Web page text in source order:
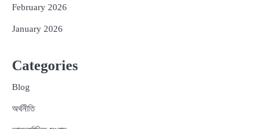
February 2026
January 2026
Categories
Blog
অর্থনীতি